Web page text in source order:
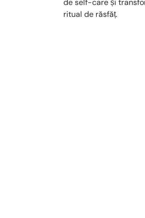
de self-care și
ritual de răsfăț.